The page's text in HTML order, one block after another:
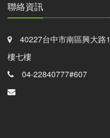
聯絡資訊
40227台中市南區興大路
樓七樓
04-22840777#607